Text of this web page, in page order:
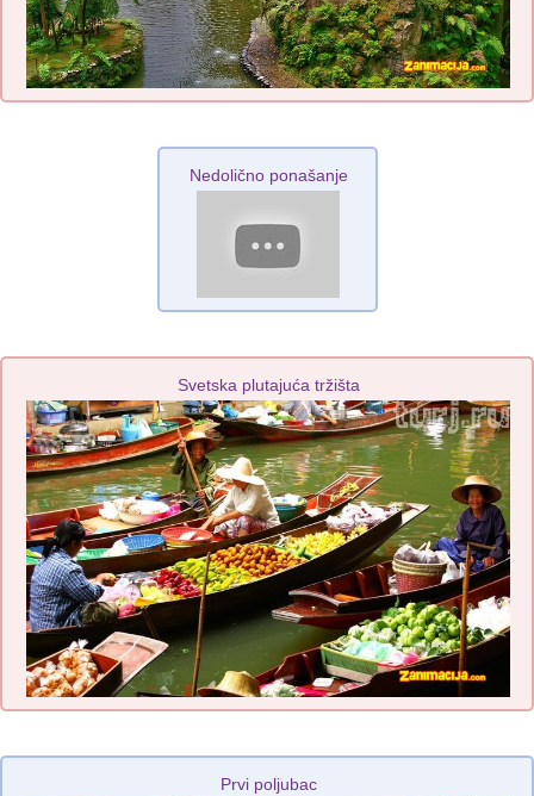
Nedolično ponašanje
Svetska plutajuća tržišta
Prvi poljubac